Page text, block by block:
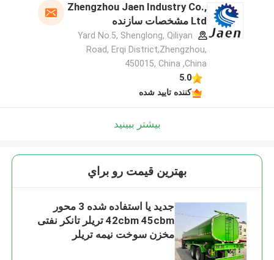
Zhengzhou Jaen Industry Co.,
Ltd مشخصات سازنده
Yard No.5, Shenglong, Qiliyan
Road, Erqi District,Zhengzhou,
450015, China ,China
5.0
کننده تایید شده
بیشتر ببینید
بهترين قيمت رو براي
جدید یا استفاده شده 3 محور
42cbm 45cbm تریلر تانکر نفتی
مخزن سوخت نیمه تریلر